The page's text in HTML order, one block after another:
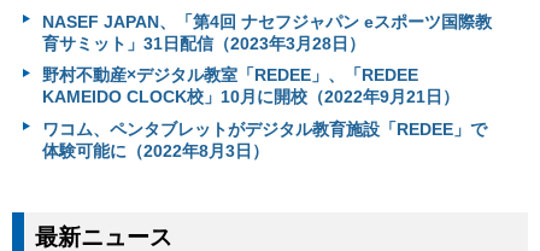
NASEF JAPAN、「第4回 ナセフジャパン eスポーツ国際教
育サミット」31日配信（2023年3月28日）
野村不動産×デジタル教室「REDEE」、「REDEE
KAMEIDO CLOCK校」10月に開校（2022年9月21日）
ワコム、ペンタブレットがデジタル教育施設「REDEE」で
体験可能に（2022年8月3日）
最新ニュース